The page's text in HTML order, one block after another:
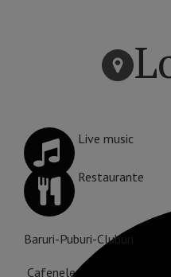
Live music
Restaurante
Baruri-Puburi-Cluburi
Cafenele